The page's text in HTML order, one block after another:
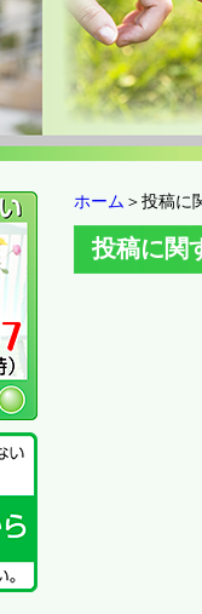
ホーム ＞投稿に
投稿に関